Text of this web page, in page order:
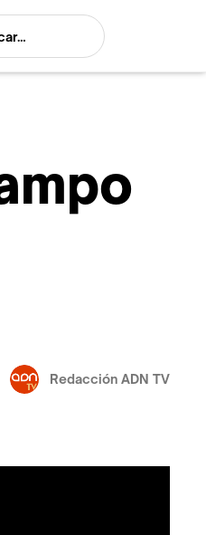
Redacción ADN TV